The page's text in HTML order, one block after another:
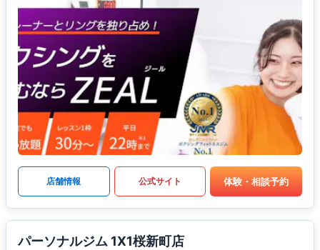
店舗情報 公式サイト 体験・相談予約
パーソナルジム 1X1桜新町店